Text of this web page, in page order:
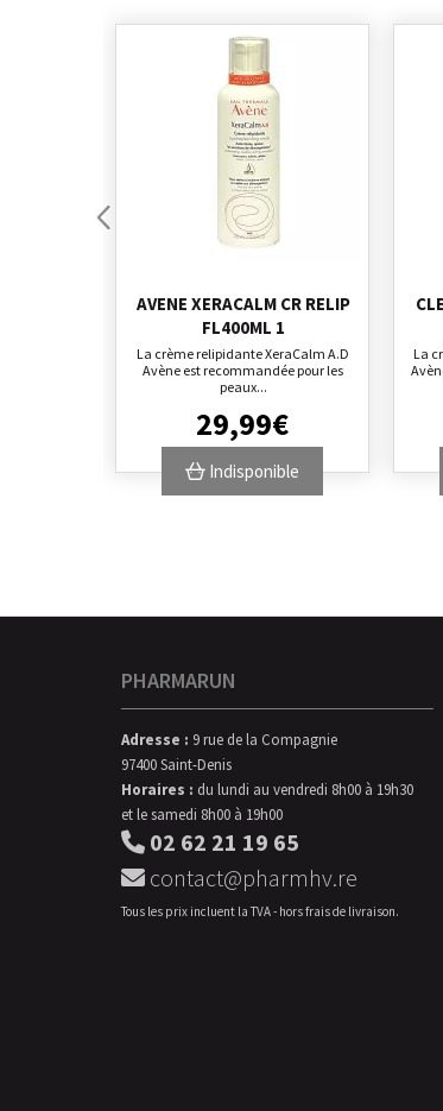
AVENE XERACALM CR RELIP
FL400ML 1
La crème relipidante XeraCalm A.D
Avène est recommandée pour les
peaux...
29,99€
Indisponible
La
PHARMARUN
Adresse : 9 rue de la Compagnie
97400 Saint-Denis
Horaires : du lundi au vendredi 8h00 à 19h30
et le samedi 8h00 à 19h00
02 62 21 19 65
contact@pharmhv.re
Tous les prix incluent la TVA - hors frais de livraison.